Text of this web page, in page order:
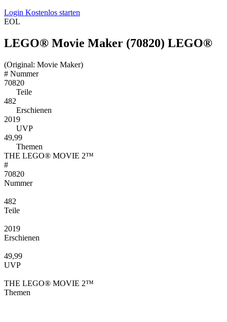
Login Kostenlos starten
EOL
LEGO® Movie Maker (70820) LEGO®
(Original: Movie Maker)
# Nummer
70820
Teile
482
Erschienen
2019
UVP
49,99
Themen
THE LEGO® MOVIE 2™
#
70820
Nummer
482
Teile
2019
Erschienen
49,99
UVP
THE LEGO® MOVIE 2™
Themen